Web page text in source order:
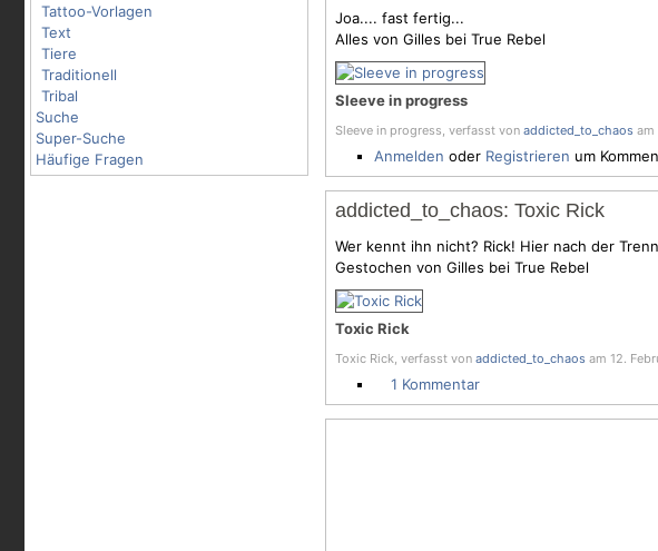
Tattoo-Vorlagen
Text
Tiere
Traditionell
Tribal
Suche
Super-Suche
Häufige Fragen
Joa.... fast fertig...
Alles von Gilles bei True Rebel
Sleeve in progress
Sleeve in progress, verfasst von addicted_to_chaos am
Anmelden oder Registrieren um
addicted_to_chaos: Toxic Rick
Wer kennt ihn nicht? Rick! Hier nach der
Gestochen von Gilles bei True Rebel
Toxic Rick
Toxic Rick, verfasst von addicted_to_chaos am 12.
1 Kommentar